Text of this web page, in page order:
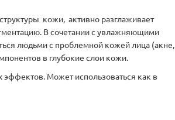
кожи, активно разглаживает
В сочетании с увлажняющими
людьми с проблемной кожей лица (акне,
в глубокие слои кожи.
Может использоваться как в